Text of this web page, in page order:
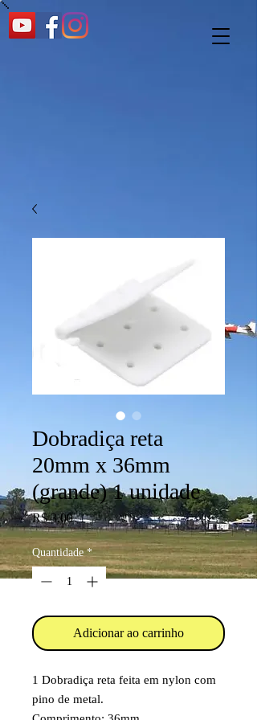
Dobradiça reta
20mm x 36mm
(grande) 1 unidade
R$ 3,00Preço
Quantidade *
Adicionar ao carrinho
1 Dobradiça reta feita em nylon com
pino de metal.